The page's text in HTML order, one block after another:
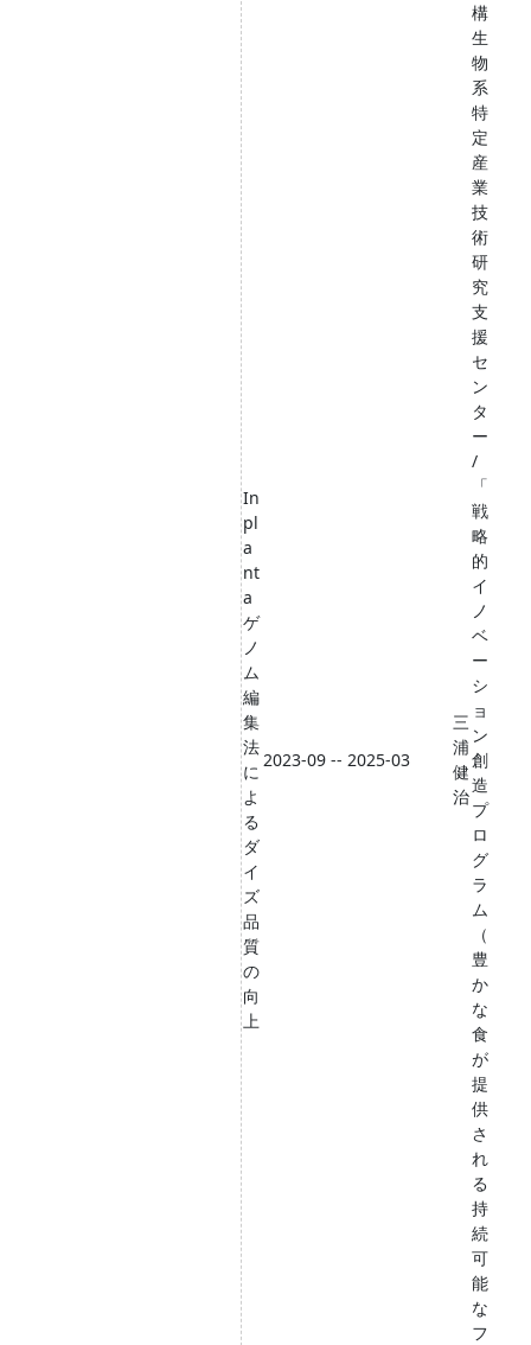
In
pl
a
nt
a
ゲ
ノ
ム
編
集
法
に
よ
る
ダ
イ
ズ
品
質
の
向
上
2023-09 -- 2025-03
三
浦
健
治
構
生
物
系
特
定
産
業
技
術
研
究
支
援
セ
ン
タ
ー
/
「
戦
略
的
イ
ノ
ベ
ー
シ
ョ
ン
創
造
プ
ロ
グ
ラ
ム
（
豊
か
な
食
が
提
供
さ
れ
る
持
続
可
能
な
フ